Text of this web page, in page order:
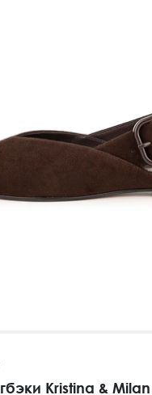
Kristina & Milan